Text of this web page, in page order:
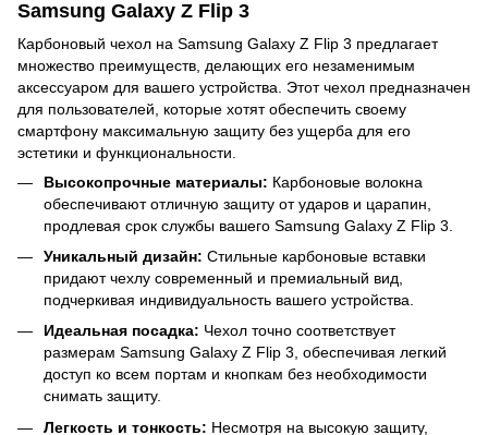
Samsung Galaxy Z Flip 3
Карбоновый чехол на Samsung Galaxy Z Flip 3 предлагает
множество преимуществ, делающих его незаменимым
аксессуаром для вашего устройства. Этот чехол предназначен
для пользователей, которые хотят обеспечить своему
смартфону максимальную защиту без ущерба для его
эстетики и функциональности.
Высокопрочные материалы: Карбоновые волокна
обеспечивают отличную защиту от ударов и царапин,
продлевая срок службы вашего Samsung Galaxy Z Flip 3.
Уникальный дизайн: Стильные карбоновые вставки
придают чехлу современный и премиальный вид,
подчеркивая индивидуальность вашего устройства.
Идеальная посадка: Чехол точно соответствует
размерам Samsung Galaxy Z Flip 3, обеспечивая легкий
доступ ко всем портам и кнопкам без необходимости
снимать защиту.
Легкость и тонкость: Несмотря на высокую защиту,